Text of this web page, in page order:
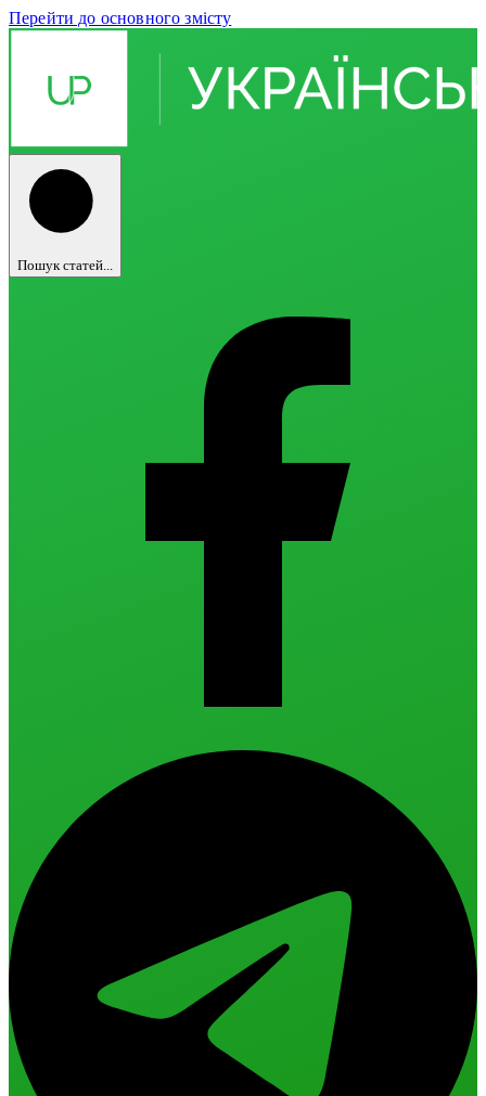
Перейти до основного змісту
Пошук статей...